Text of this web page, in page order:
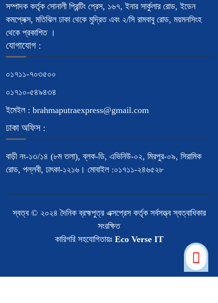
সম্পাদক কর্তৃক সোনালী প্রিন্টিং প্রেস, ১৬৭, ইনার সার্কুলার রোড, ইডেন
কমপ্লেক্স, মতিঝিল ঢাকা থেকে মুদ্রিত এবং ২/সি রামবাবু রোড, ময়মনসিংহ
থেকে প্রকাশিত ।
যোগাযোগ :
০১৭১১-৭০৩৫০০
০১৭১০-৫৪৯৪৩৪
ইমেইল : brahmaputraexpress@gmail.com
ঢাকা অফিস :
বাড়ী নং-১৩/১৪ (৮ম তলা), ব্লক-ডি, এভিনিউ-০২, মিরপুর-০৯, সিরামিক
রোড, পল্লবী, ঢাৎকা-১২১৬। মোবাইল :০১৭১১-২৪৬৫২৮
স্বত্ব © ২০২৪ দৈনিক ব্রহ্মপুত্র এক্সপ্রেস কর্তৃক সর্বসত্ত্ব স্বত্বাধিকার
সংরক্ষিত
কারিগরি সহযোগিতায়ঃ Eco Verse IT